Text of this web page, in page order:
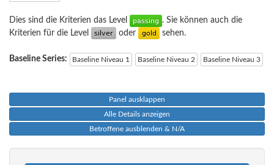
Dies sind die Kriterien das Level
. Sie können auch die
Kriterien für die Level
oder sehen.
Baseline Series: Baseline Niveau 1 Baseline Niveau 2 Baseline Niveau 3
Panel ausklappen
Alle Details anzeigen
Betroffene ausblenden & N/A